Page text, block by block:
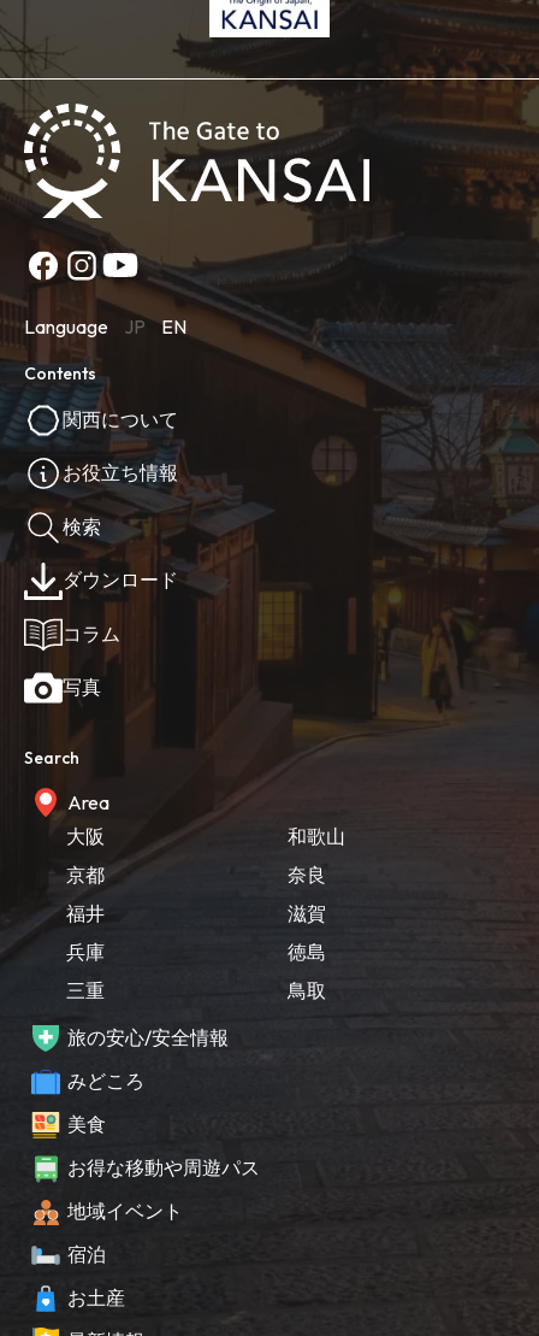
Language JP EN
Contents
関西について
お役立ち情報
検索
ダウンロード
コラム
写真
Search
Area
大阪
京都
福井
兵庫
三重
和歌山
奈良
滋賀
徳島
鳥取
旅の安心/安全情報
みどころ
美食
お得な移動や周遊パス
地域イベント
宿泊
お土産